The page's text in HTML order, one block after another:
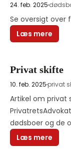
24. feb. 2025
Se oversigt over
Læs mere
Privat skifte
10. feb. 2025 privat
Artikel om privat
dødsboer og de
Læs mere